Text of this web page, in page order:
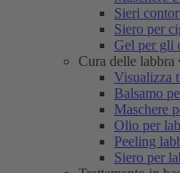
Sieri
Siero per
Gel per gli
Cura delle labbra
Visualizza
Balsamo
Maschere
Olio per
Peeling
Siero per